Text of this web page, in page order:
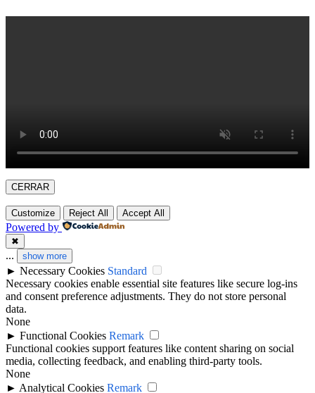
CERRAR
Customize Reject All Accept All
Powered by
✖
... show more
► Necessary Cookies Standard
Necessary cookies enable essential site features like secure log-ins
and consent preference adjustments. They do not store personal
data.
None
► Functional Cookies Remark
Functional cookies support features like content sharing on social
media, collecting feedback, and enabling third-party tools.
None
► Analytical Cookies Remark